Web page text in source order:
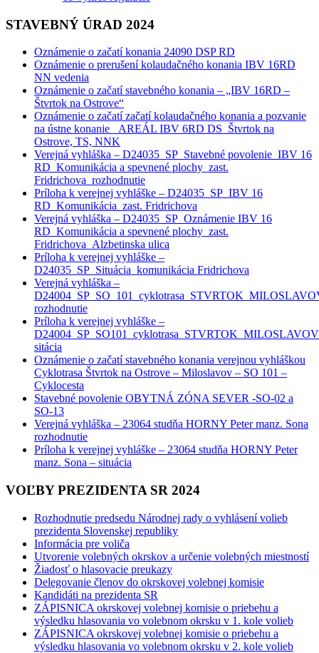
STAVEBNÝ ÚRAD 2024
Oznámenie o začatí konania 24090 DSP RD
Oznámenie o prerušení kolaudačného konania IBV 16RD
NN vedenia
Oznámenie o začatí stavebného konania – „IBV 16RD –
Štvrtok na Ostrove“
Oznámenie o začatí začatí kolaudačného konania a pozvanie
na ústne konanie _AREÁL IBV 6RD DS_Štvrtok na
Ostrove, TS, NNK
Verejná vyhláška – D24035_SP_Stavebné povolenie_IBV 16
RD_Komunikácia a spevnené plochy_zast.
Fridrichova_rozhodnutie
Príloha k verejnej vyhláške – D24035_SP_IBV 16
RD_Komunikácia_zast. Fridrichova
Verejná vyhláška – D24035_SP_Oznámenie IBV 16
RD_Komunikácia a spevnené plochy_zast.
Fridrichova_Alzbetinska ulica
Príloha k verejnej vyhláške –
D24035_SP_Situácia_komunikácia Fridrichova
Verejná vyhláška –
rozhodnutie
Príloha k verejnej vyhláške –
sitácia
Oznámenie o začatí stavebného konania verejnou vyhláškou
Cyklotrasa Štvrtok na Ostrove – Miloslavov – SO 101 –
Cyklocesta
Stavebné povolenie OBYTNÁ ZÓNA SEVER -SO-02 a
SO-13
Verejná vyhláška – 23064 studňa HORNY Peter manz. Sona
rozhodnutie
Príloha k verejnej vyhláške – 23064 studňa HORNY Peter
manz. Sona – situácia
VOĽBY PREZIDENTA SR 2024
Rozhodnutie predsedu Národnej rady o vyhlásení volieb
prezidenta Slovenskej republiky
Informácia pre voliča
Utvorenie volebných okrskov a určenie volebných miestností
Žiadosť o hlasovacie preukazy
Delegovanie členov do okrskovej volebnej komisie
Kandidáti na prezidenta SR
ZÁPISNICA okrskovej volebnej komisie o priebehu a
výsledku hlasovania vo volebnom okrsku v 1. kole volieb
ZÁPISNICA okrskovej volebnej komisie o priebehu a
výsledku hlasovania vo volebnom okrsku v 2. kole volieb